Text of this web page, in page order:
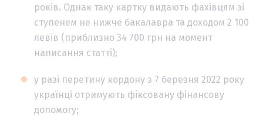
років. Однак таку картку видають фахівцям зі
ступенем не нижче бакалавра та доходом 2 100
левів (приблизно 34 700 грн на момент
написання статті);
у разі перетину кордону з 7 березня 2022 року
українці отримують фіксовану фінансову
допомогу;